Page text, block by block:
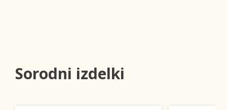
Sorodni izdelki